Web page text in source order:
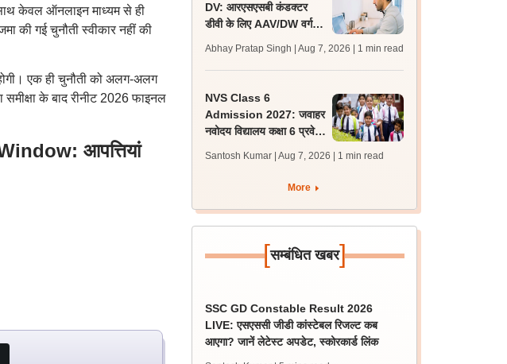
केवल ऑनलाइन माध्यम से ही
की गई चुनौती स्वीकार नहीं की
एक ही चुनौती को अलग-अलग
के बाद रीनीट 2026 फाइनल
आपत्तियां
DV: आरएसएसबी कंडक्टर
डीवी के लिए AAV/DW वर्ग के
शॉर्टलिस्ट
Abhay Pratap Singh | Aug 7, 2026 | 1 min read
NVS Class 6
Admission 2027: जवाहर
नवोदय विद्यालय कक्षा 6 प्रवेश
10 अगस्त तक बढ़ी
Santosh Kumar | Aug 7, 2026 | 1 min read
More
[सम्बंधित खबर]
SSC GD Constable Result 2026
LIVE: एसएससी जीडी कांस्टेबल रिजल्ट कब
आएगा? जानें लेटेस्ट अपडेट, स्कोरकार्ड लिंक